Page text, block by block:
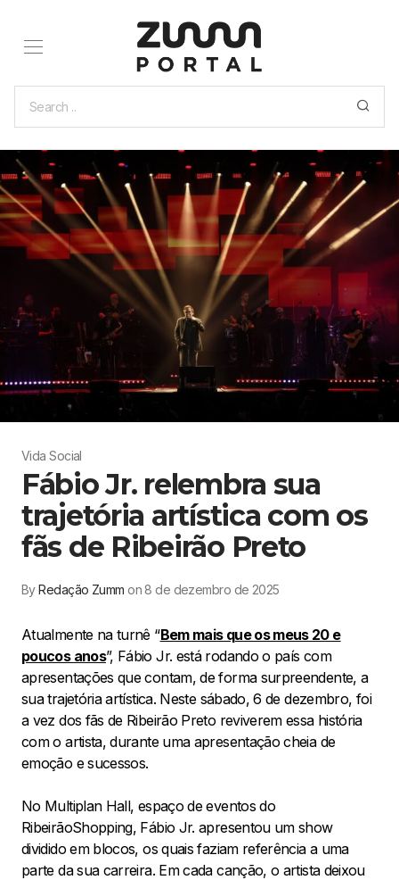
Vida Social
Fábio Jr. relembra sua
trajetória artística com os
fãs de Ribeirão Preto
ByRedação Zumm on 8 de dezembro de 2025
Atualmente na turnê “Bem mais que os meus 20 e
poucos anos”, Fábio Jr. está rodando o país com
apresentações que contam, de forma surpreendente, a
sua trajetória artística. Neste sábado, 6 de dezembro, foi
a vez dos fãs de Ribeirão Preto reviverem essa história
com o artista, durante uma apresentação cheia de
emoção e sucessos.
No Multiplan Hall, espaço de eventos do
RibeirãoShopping, Fábio Jr. apresentou um show
dividido em blocos, os quais faziam referência a uma
parte da sua carreira. Em cada canção, o artista deixou